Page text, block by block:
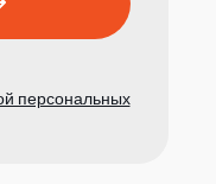
персональных